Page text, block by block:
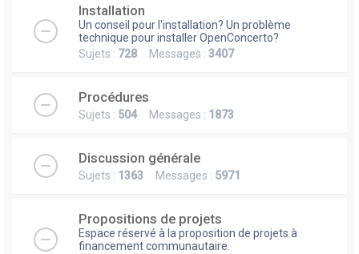
Installation
Un conseil pour l'installation? Un problème
technique pour installer OpenConcerto?
Sujets : 728 Messages : 3407
Procédures
Sujets : 504Messages : 1873
Discussion générale
Sujets : 1363 Messages : 5971
Propositions de projets
Espace réservé à la proposition de projets à
financement communautaire.